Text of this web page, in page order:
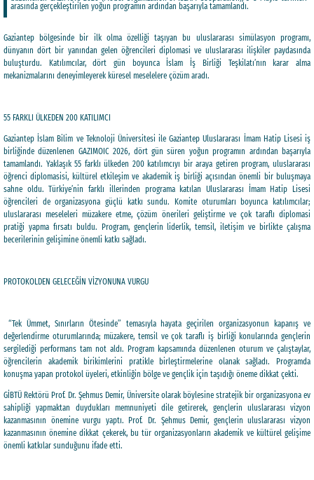
arasında gerçekleştirilen yoğun programın ardından başarıyla tamamlandı.
Gaziantep bölgesinde bir ilk olma özelliği taşıyan bu uluslararası simülasyon programı,
dünyanın dört bir yanından gelen öğrencileri diplomasi ve uluslararası ilişkiler paydasında
buluşturdu. Katılımcılar, dört gün boyunca İslam İş Birliği Teşkilatı’nın karar alma
mekanizmalarını deneyimleyerek küresel meselelere çözüm aradı.
55 FARKLI ÜLKEDEN 200 KATILIMCI
Gaziantep İslam Bilim ve Teknoloji Üniversitesi ile Gaziantep Uluslararası İmam Hatip Lisesi iş
birliğinde düzenlenen GAZIMOIC 2026, dört gün süren yoğun programın ardından başarıyla
tamamlandı. Yaklaşık 55 farklı ülkeden 200 katılımcıyı bir araya getiren program, uluslararası
öğrenci diplomasisi, kültürel etkileşim ve akademik iş birliği açısından önemli bir buluşmaya
sahne oldu. Türkiye’nin farklı illerinden programa katılan Uluslararası İmam Hatip Lisesi
öğrencileri de organizasyona güçlü katkı sundu. Komite oturumları boyunca katılımcılar;
uluslararası meseleleri müzakere etme, çözüm önerileri geliştirme ve çok taraflı diplomasi
pratiği yapma fırsatı buldu. Program, gençlerin liderlik, temsil, iletişim ve birlikte çalışma
becerilerinin gelişimine önemli katkı sağladı.
PROTOKOLDEN GELECEĞİN VİZYONUNA VURGU
“Tek Ümmet, Sınırların Ötesinde” temasıyla hayata geçirilen organizasyonun kapanış ve
değerlendirme oturumlarında; müzakere, temsil ve çok taraflı iş birliği konularında gençlerin
sergilediği performans tam not aldı. Program kapsamında düzenlenen oturum ve çalıştaylar,
öğrencilerin akademik birikimlerini pratikle birleştirmelerine olanak sağladı. Programda
konuşma yapan protokol üyeleri, etkinliğin bölge ve gençlik için taşıdığı öneme dikkat çekti.
GİBTÜ Rektörü Prof. Dr. Şehmus Demir, Üniversite olarak böylesine stratejik bir organizasyona ev
sahipliği yapmaktan duydukları memnuniyeti dile getirerek, gençlerin uluslararası vizyon
kazanmasının önemine vurgu yaptı. Prof. Dr. Şehmus Demir, gençlerin uluslararası vizyon
kazanmasının önemine dikkat çekerek, bu tür organizasyonların akademik ve kültürel gelişime
önemli katkılar sunduğunu ifade etti.